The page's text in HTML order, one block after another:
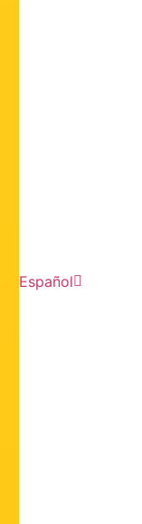
Español